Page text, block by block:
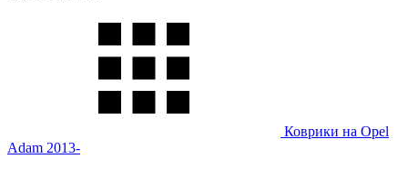
Коврики на Opel
Adam 2013-